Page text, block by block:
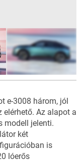
e-3008 három, jól
Az alapot a
modell jelenti.
két
is
lóerős